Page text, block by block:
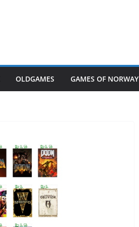
OLDGAMES GAMES OF NORWAY